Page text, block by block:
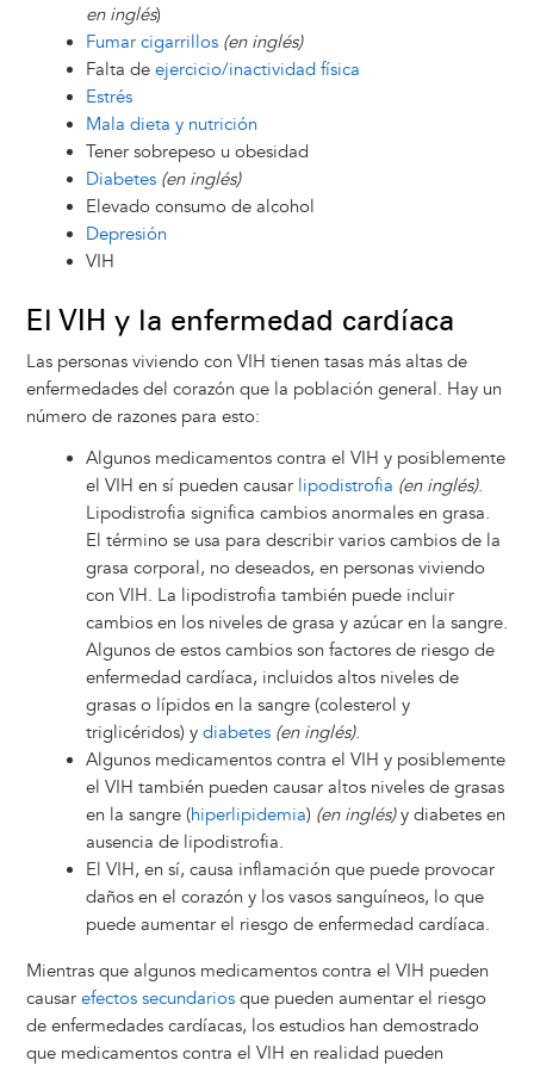
en inglés)
Fumar cigarrillos (en inglés)
Falta de ejercicio/inactividad física
Estrés
Mala dieta y nutrición
Tener sobrepeso u obesidad
Diabetes (en inglés)
Elevado consumo de alcohol
Depresión
VIH
El VIH y la enfermedad cardíaca
Las personas viviendo con VIH tienen tasas más altas de
enfermedades del corazón que la población general. Hay un
número de razones para esto:
Algunos medicamentos contra el VIH y posiblemente
el VIH en sí pueden causar lipodistrofia (en inglés).
Lipodistrofia significa cambios anormales en grasa.
El término se usa para describir varios cambios de la
grasa corporal, no deseados, en personas viviendo
con VIH. La lipodistrofia también puede incluir
cambios en los niveles de grasa y azúcar en la sangre.
Algunos de estos cambios son factores de riesgo de
enfermedad cardíaca, incluidos altos niveles de
grasas o lípidos en la sangre (colesterol y
triglicéridos) y diabetes (en inglés).
Algunos medicamentos contra el VIH y posiblemente
el VIH también pueden causar altos niveles de grasas
en la sangre (hiperlipidemia) (en inglés)y diabetes en
ausencia de lipodistrofia.
El VIH, en sí, causa inflamación que puede provocar
daños en el corazón y los vasos sanguíneos, lo que
puede aumentar el riesgo de enfermedad cardíaca.
Mientras que algunos medicamentos contra el VIH pueden
causar efectos secundariosque pueden aumentar el riesgo
de enfermedades cardíacas, los estudios han demostrado
que medicamentos contra el VIH en realidad pueden